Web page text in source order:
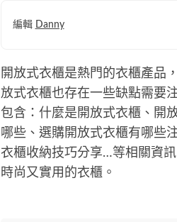
開放式衣櫃是熱門的衣櫃產品
放式衣櫃也存在一些缺點需要
包含：什麼是開放式衣櫃、開
哪些、選購開放式衣櫃有哪些
衣櫃收納技巧分享…等相關資
時尚又實用的衣櫃。
編輯 Danny